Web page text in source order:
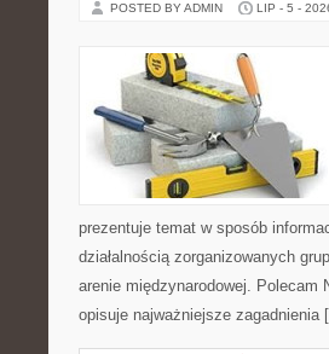
POSTED BY ADMIN LIP - 5 -
prezentuje temat w sposób
działalnością zorganizowanych
arenie międzynarodowej.
opisuje najważniejsze zagadnienia